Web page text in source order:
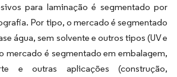
para laminação é segmentado por
Por tipo, o mercado é segmentado
água, sem solvente e outros tipos (UV e
mercado é segmentado em embalagem,
e outras aplicações (construção,